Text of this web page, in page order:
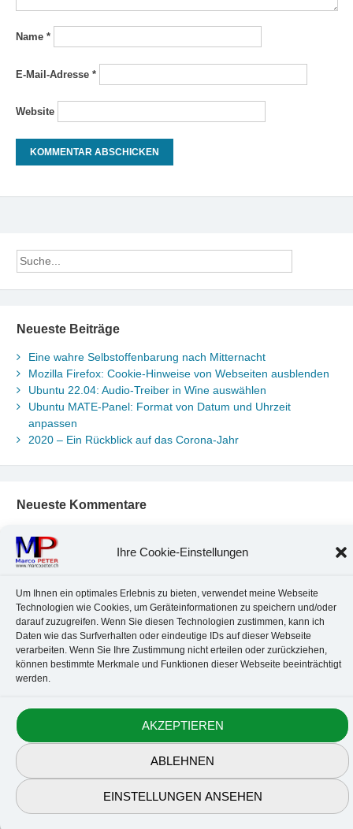
Ihre Cookie-Einstellungen
Um Ihnen ein optimales Erlebnis zu bieten, verwendet meine Webseite
Technologien wie Cookies, um Geräteinformationen zu speichern und/oder
darauf zuzugreifen. Wenn Sie diesen Technologien zustimmen, kann ich
Daten wie das Surfverhalten oder eindeutige IDs auf dieser Webseite
verarbeiten. Wenn Sie Ihre Zustimmung nicht erteilen oder zurückziehen,
können bestimmte Merkmale und Funktionen dieser Webseite beeinträchtigt
werden.
AKZEPTIEREN
ABLEHNEN
EINSTELLUNGEN ANSEHEN
Name *
E-Mail-Adresse *
Website
Neueste Beiträge
Eine wahre Selbstoffenbarung nach Mitternacht
Mozilla Firefox: Cookie-Hinweise von Webseiten ausblenden
Ubuntu 22.04: Audio-Treiber in Wine auswählen
Ubuntu MATE-Panel: Format von Datum und Uhrzeit
anpassen
2020 – Ein Rückblick auf das Corona-Jahr
Neueste Kommentare
Marco Peter
Ubuntu MATE-Panel: Format von Datum und
Uhrzeit anpassen
Uhrzeit anpassen
Brummel HerbolzheimzuMusik-Portrait Nr. 1: Les Assoiffés
aus Mittelbergheim
Marco PeterzuVereinfachte Installation von Brother-Geräten
unter Linux
Anbieterkennzeichnung
© 2010-2026 Marco PETER. All rights reserved.